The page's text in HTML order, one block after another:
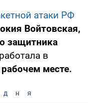
атаки РФ
Войтовская,
защитника
в
месте.